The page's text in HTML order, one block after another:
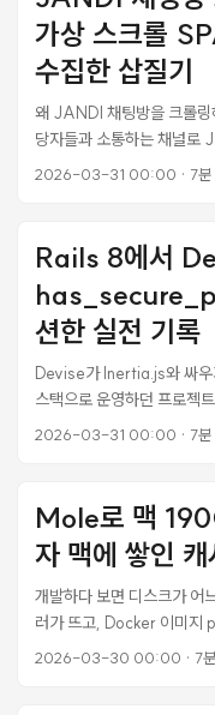
도 충분히 구현 가능하다.
서, 기존 프로젝트에 얹을
한다. ...
가상 스크롤
수집한 삽질기
왜 JANDI 채팅방을 크롤
당자들과 소통하는 채널로
시간 연장 및 장애대응 실시
기 API가 없고, Outgoing
시지를 수신할 수 없다. 결
없었다. JANDI의 기술 스
반 SPA(Single Page
https://next-
팅을 쓰고 있다. 이게 크롤
2026-03-31 00:00 · 7분
Rails 8에서
션한 실전 기록
Devise가 Inertia.js와 싸
스택으로 운영하던 프로젝
시지도 없고, 401만 돌아왔
은 Devise의 Warden 미
Inertia.js는 {email,
ParamsWrapper가
Inertia.js가 보내는 것 {
"secret" } # Rails
password: "...", session:
Devise/Warden이 찾는
2026-03-31 00:00 · 7분
Mole로 맥
자 맥에 쌓인
개발하다 보면 디스크가 어
러가 뜨고, Docker 이미지
뱉는다. 저장소 확인해보면
2026-03-30 00:00 · 7